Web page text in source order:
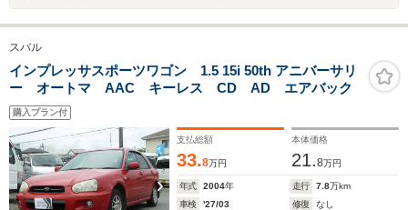
スバル
インプレッサスポーツワゴン 1.5 15i 50th アニバーサリ
ー オートマ AAC キーレス CD AD エアバック
購入プラン付
支払総額
33.8万円
本体価格
21.8万円
年式 2004年 走行 7.8万km
車検
'27/03 修復
なし